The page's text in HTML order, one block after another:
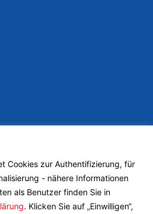
Cookies zur Authentifizierung, für
- nähere Informationen
als Benutzer finden Sie in
. Klicken Sie auf „Einwilligen“,